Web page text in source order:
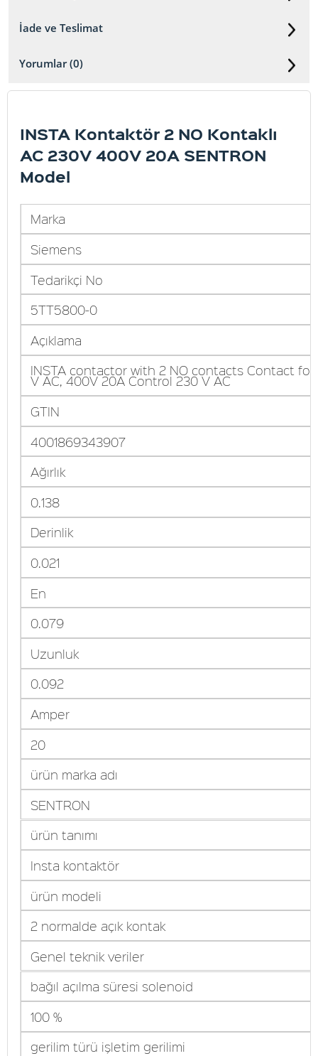
İade ve Teslimat
Yorumlar (0)
INSTA Kontaktör 2 NO Kontaklı
AC 230V 400V 20A SENTRON
Model
Marka
Siemens
Tedarikçi No
5TT5800-0
Açıklama
INSTA contactor with 2 NO contacts Contact for
V AC, 400V 20A Control 230 V AC
GTIN
4001869343907
Ağırlık
0.138
Derinlik
0.021
En
0.079
Uzunluk
0.092
Amper
20
ürün marka adı
SENTRON
ürün tanımı
Insta kontaktör
ürün modeli
2 normalde açık kontak
Genel teknik veriler
bağıl açılma süresi solenoid
100 %
gerilim türü işletim gerilimi